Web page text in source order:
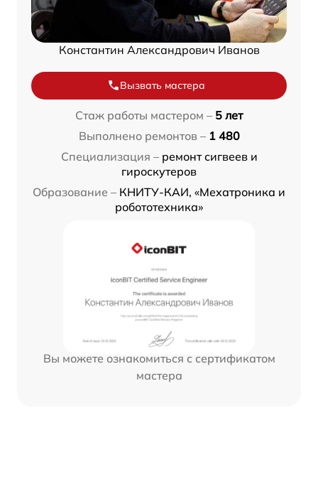
Константин Александрович Иванов
Вызвать мастера
Стаж работы мастером – 5 лет
Выполнено ремонтов – 1 480
Специализация – ремонт сигвеев и
гироскутеров
Образование – КНИТУ-КАИ, «Мехатроника и
робототехника»
Вы можете ознакомиться с сертификатом
мастера